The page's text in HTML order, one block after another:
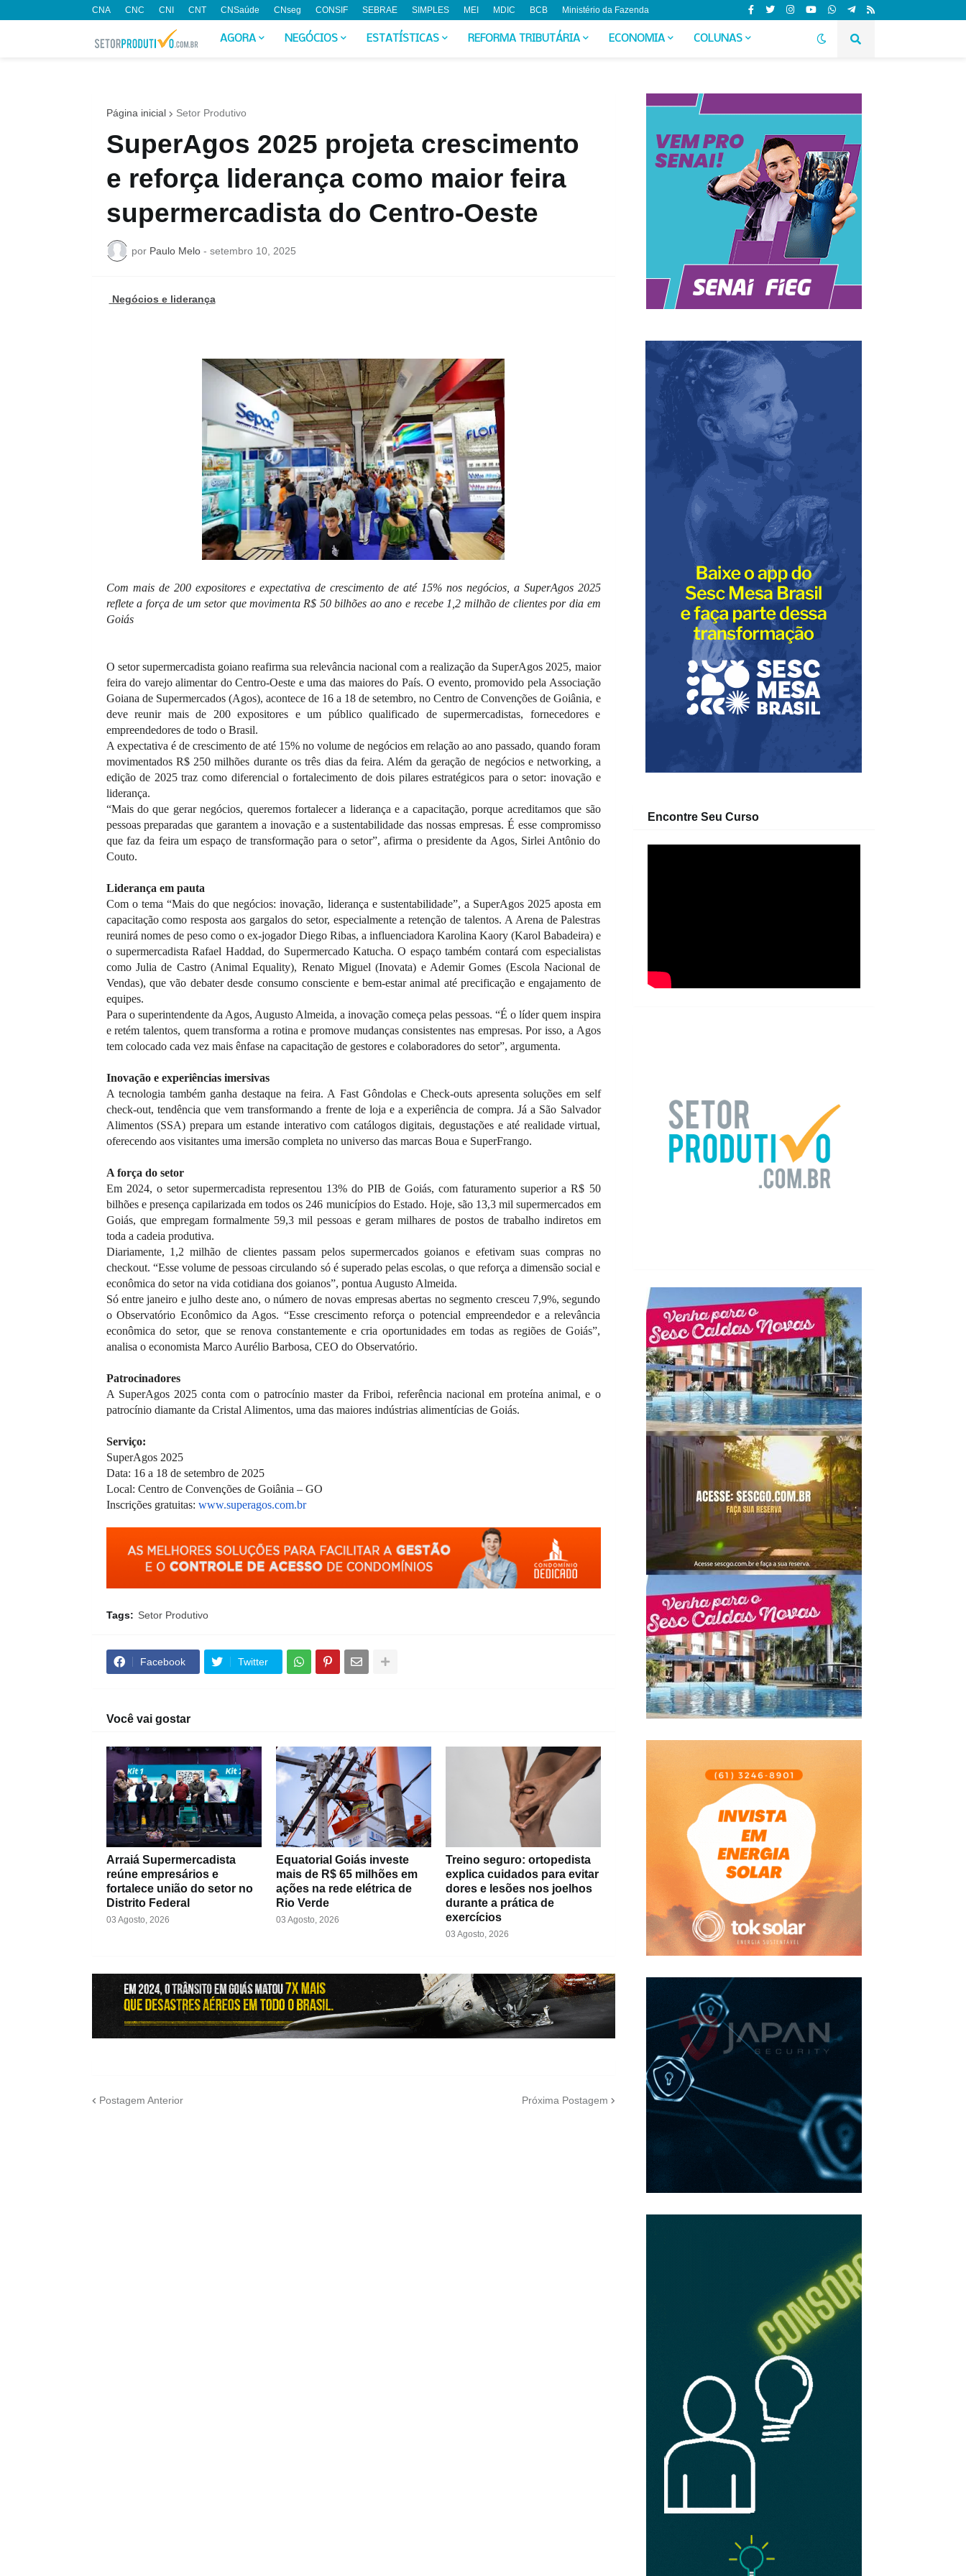
CNA CNC CNI CNT CNSaúde CNseg CONSIF SEBRAE SIMPLES MEI MDIC BCB Ministério da Fazenda
AGORA NEGÓCIOS ESTATÍSTICAS REFORMA TRIBUTÁRIA ECONOMIA COLUNAS
Página inicial Setor Produtivo
SuperAgos 2025 projeta crescimento
e reforça liderança como maior feira
supermercadista do Centro-Oeste
por Paulo Melo - setembro 10, 2025
Negócios e liderança
Com mais de 200 expositores e expectativa de crescimento de até 15% nos negócios, a SuperAgos 2025
reflete a força de um setor que movimenta R$ 50 bilhões ao ano e recebe 1,2 milhão de clientes por dia em
Goiás
O setor supermercadista goiano reafirma sua relevância nacional com a realização da SuperAgos 2025, maior
feira do varejo alimentar do Centro-Oeste e uma das maiores do País. O evento, promovido pela Associação
Goiana de Supermercados (Agos), acontece de 16 a 18 de setembro, no Centro de Convenções de Goiânia, e
deve reunir mais de 200 expositores e um público qualificado de supermercadistas, fornecedores e
empreendedores de todo o Brasil.
A expectativa é de crescimento de até 15% no volume de negócios em relação ao ano passado, quando foram
movimentados R$ 250 milhões durante os três dias da feira. Além da geração de negócios e networking, a
edição de 2025 traz como diferencial o fortalecimento de dois pilares estratégicos para o setor: inovação e
liderança.
“Mais do que gerar negócios, queremos fortalecer a liderança e a capacitação, porque acreditamos que são
pessoas preparadas que garantem a inovação e a sustentabilidade das nossas empresas. É esse compromisso
que faz da feira um espaço de transformação para o setor”, afirma o presidente da Agos, Sirlei Antônio do
Couto.
Liderança em pauta
Com o tema “Mais do que negócios: inovação, liderança e sustentabilidade”, a SuperAgos 2025 aposta em
capacitação como resposta aos gargalos do setor, especialmente a retenção de talentos. A Arena de Palestras
reunirá nomes de peso como o ex-jogador Diego Ribas, a influenciadora Karolina Kaory (Karol Babadeira) e
o supermercadista Rafael Haddad, do Supermercado Katucha. O espaço também contará com especialistas
como Julia de Castro (Animal Equality), Renato Miguel (Inovata) e Ademir Gomes (Escola Nacional de
Vendas), que vão debater desde consumo consciente e bem-estar animal até precificação e engajamento de
equipes.
Para o superintendente da Agos, Augusto Almeida, a inovação começa pelas pessoas. “É o líder quem inspira
e retém talentos, quem transforma a rotina e promove mudanças consistentes nas empresas. Por isso, a Agos
tem colocado cada vez mais ênfase na capacitação de gestores e colaboradores do setor”, argumenta.
Inovação e experiências imersivas
A tecnologia também ganha destaque na feira. A Fast Gôndolas e Check-outs apresenta soluções em self
check-out, tendência que vem transformando a frente de loja e a experiência de compra. Já a São Salvador
Alimentos (SSA) prepara um estande interativo com catálogos digitais, degustações e até realidade virtual,
oferecendo aos visitantes uma imersão completa no universo das marcas Boua e SuperFrango.
A força do setor
Em 2024, o setor supermercadista representou 13% do PIB de Goiás, com faturamento superior a R$ 50
bilhões e presença capilarizada em todos os 246 municípios do Estado. Hoje, são 13,3 mil supermercados em
Goiás, que empregam formalmente 59,3 mil pessoas e geram milhares de postos de trabalho indiretos em
toda a cadeia produtiva.
Diariamente, 1,2 milhão de clientes passam pelos supermercados goianos e efetivam suas compras no
checkout. “Esse volume de pessoas circulando só é superado pelas escolas, o que reforça a dimensão social e
econômica do setor na vida cotidiana dos goianos”, pontua Augusto Almeida.
Só entre janeiro e julho deste ano, o número de novas empresas abertas no segmento cresceu 7,9%, segundo
o Observatório Econômico da Agos. “Esse crescimento reforça o potencial empreendedor e a relevância
econômica do setor, que se renova constantemente e cria oportunidades em todas as regiões de Goiás”,
analisa o economista Marco Aurélio Barbosa, CEO do Observatório.
Patrocinadores
A SuperAgos 2025 conta com o patrocínio master da Friboi, referência nacional em proteína animal, e o
patrocínio diamante da Cristal Alimentos, uma das maiores indústrias alimentícias de Goiás.
Serviço:
SuperAgos 2025
Data: 16 a 18 de setembro de 2025
Local: Centro de Convenções de Goiânia – GO
Inscrições gratuitas: www.superagos.com.br
Tags: Setor Produtivo
Facebook Twitter
Você vai gostar
Arraiá Supermercadista
reúne empresários e
fortalece união do setor no
Distrito Federal
03 Agosto, 2026
Equatorial Goiás investe
mais de R$ 65 milhões em
ações na rede elétrica de
Rio Verde
03 Agosto, 2026
Treino seguro: ortopedista
explica cuidados para evitar
dores e lesões nos joelhos
durante a prática de
exercícios
03 Agosto, 2026
Postagem Anterior Próxima Postagem
Encontre Seu Curso